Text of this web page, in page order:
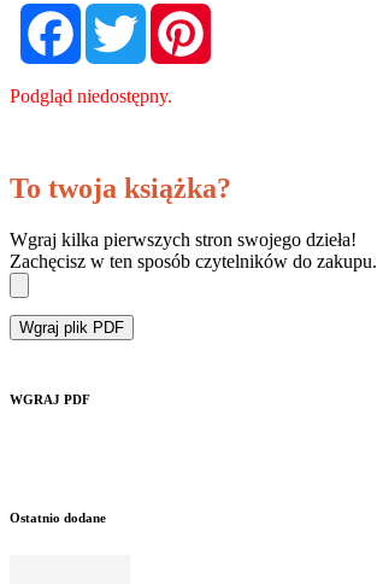
FacebookTwitter
Podgląd niedostępny.
To twoja książka?
Wgraj kilka pierwszych stron swojego dzieła!
Zachęcisz w ten sposób czytelników do zakupu.
Wgraj plik PDF
WGRAJ PDF
Ostatnio dodane